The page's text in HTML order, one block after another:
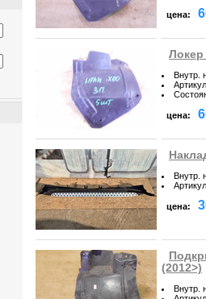
цена:
Локер
Внутр.
Артикул
цена:
Внутр.
Артикул
цена:
(2012>)
Внутр.